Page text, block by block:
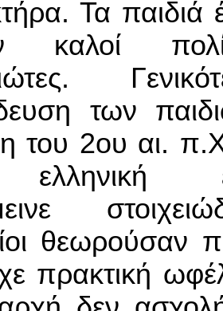
Τα παιδιά
καλοί
των
του 2ου αι.
θεωρούσαν
πρακτική